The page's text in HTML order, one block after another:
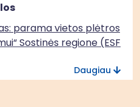
parama vietos plėtros
Sostinės regione (ESF+)
Daugiau